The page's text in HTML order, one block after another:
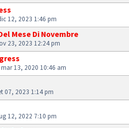
12, 2023 1:46 pm
Mese Di Novembre
23, 2023 12:24 pm
mar 13, 2020 10:46 am
07, 2023 1:14 pm
12, 2022 7:10 pm